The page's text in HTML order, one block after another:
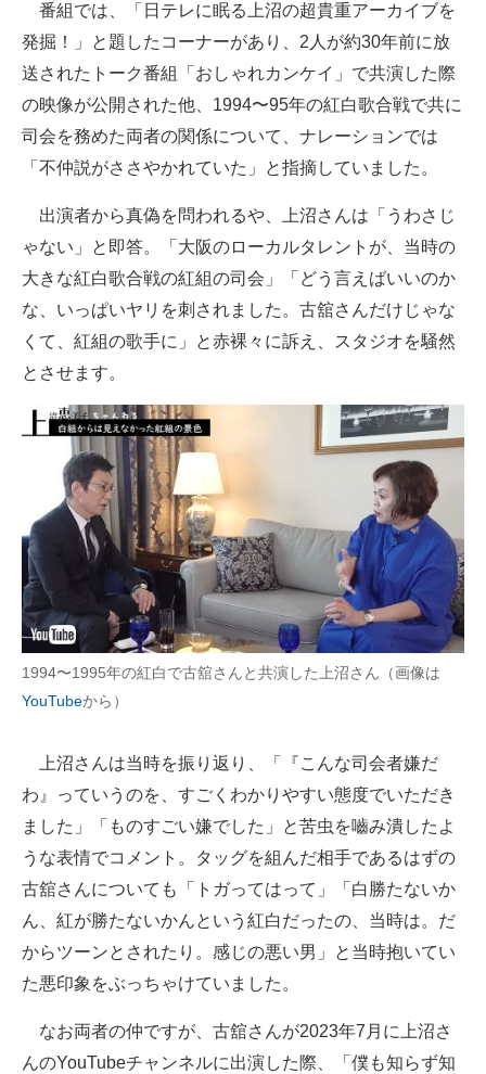
企業向けIT製品の総合サイト
IT製品の技術・比較・事例
製造業のIT導入・活用を支援
モノづくり技術者専門サイト
エレクトロニクス専門サイト
電子設計の基本と応用
エネルギーの専門メディア
ちょっと気になるネットの話題
番組では、「日テレに眠る上沼の超貴重アーカイブを
発掘！」と題したコーナーがあり、2人が約30年前に放
送されたトーク番組「おしゃれカンケイ」で共演した際
の映像が公開された他、1994〜95年の紅白歌合戦で共に
司会を務めた両者の関係について、ナレーションでは
「不仲説がささやかれていた」と指摘していました。
出演者から真偽を問われるや、上沼さんは「うわさじ
ゃない」と即答。「大阪のローカルタレントが、当時の
大きな紅白歌合戦の紅組の司会」「どう言えばいいのか
な、いっぱいヤリを刺されました。古舘さんだけじゃな
くて、紅組の歌手に」と赤裸々に訴え、スタジオを騒然
とさせます。
1994〜1995年の紅白で古舘さんと共演した上沼さん（画像は
YouTubeから）
上沼さんは当時を振り返り、「『こんな司会者嫌だ
わ』っていうのを、すごくわかりやすい態度でいただき
ました」「ものすごい嫌でした」と苦虫を嚙み潰したよ
うな表情でコメント。タッグを組んだ相手であるはずの
古舘さんについても「トガってはって」「白勝たないか
ん、紅が勝たないかんという紅白だったの、当時は。だ
からツーンとされたり。感じの悪い男」と当時抱いてい
た悪印象をぶっちゃけていました。
なお両者の仲ですが、古舘さんが2023年7月に上沼さ
んのYouTubeチャンネルに出演した際、「僕も知らず知